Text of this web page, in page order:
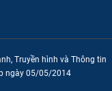
Truyền hình và Thông tin
ngày 05/05/2014